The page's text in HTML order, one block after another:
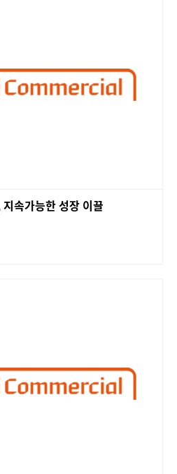
속가능한 성장 이끌